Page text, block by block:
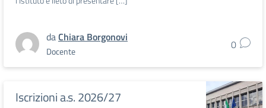
daChiara Borgonovi
Docente 0
Iscrizioni a.s. 2026/27